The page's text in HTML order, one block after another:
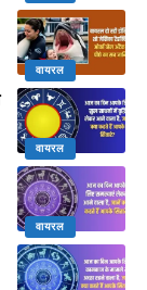
वायरल
वायरल
वायरल